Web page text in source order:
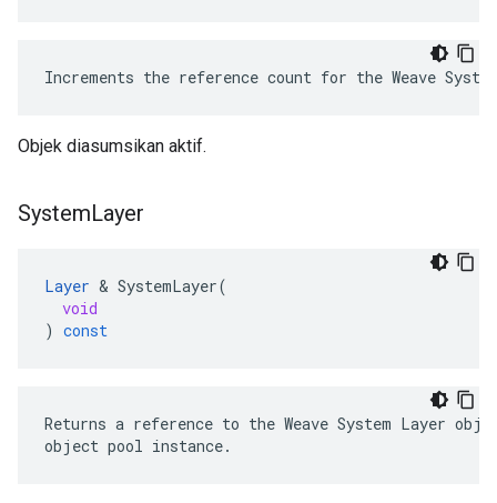
Increments the reference count for the Weave
Objek diasumsikan aktif.
SystemLayer
Layer & SystemLayer(
void
) const
Returns a reference to the Weave System Layer
object pool instance.